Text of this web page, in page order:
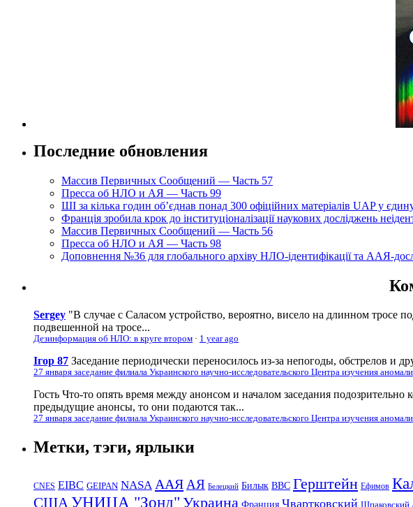
Последние обновления
Массив Первичных Сообщений — Часть 57
Пресса об НЛО и АЯ — Часть 99
ШІ за кілька годин об’єднав понад 300 офіційних матеріалів UAP у
Франція зробила крок до інституціоналізації наукових досліджень
Массив Первичных Сообщений — Часть 56
Пресса об НЛО и АЯ — Часть 98
Доповнення №36 для глобального архіву НЛО-ідентифікації та ААЯ-
Sergey "В случае с Саласом устройство, вероятно, висело на длинном тросе
подвешенной на тросе...
Дезинформация об НЛО: в круге втором · 1 year ago
Ігор 87 Заседание периодически переносилось из-за непогоды, обстрелов и
27 января заседание филиала Украинского научно-исследовательского Центра изучения
Гость Что-то опять время между анонсом и началом заседания
предыдущие анонсы, то они подаются так...
27 января заседание филиала Украинского научно-исследовательского Центра изучения
Метки, тэги, ярлыки
CNES EIBC GEIPAN NASA ААЯАЯ Белецкий Билык ВВС Герштейн Ефимов
США УНИЦА "Зонд" Украина Франция Чвартковский Шпаковский